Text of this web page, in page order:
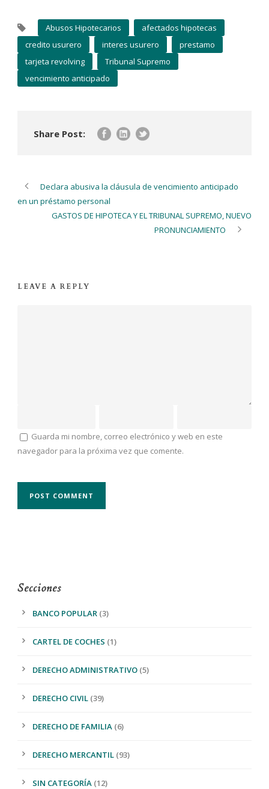
Abusos Hipotecarios
afectados hipotecas
credito usurero
interes usurero
prestamo
tarjeta revolving
Tribunal Supremo
vencimiento anticipado
Share Post:
Declara abusiva la cláusula de vencimiento anticipado
en un préstamo personal
GASTOS DE HIPOTECA Y EL TRIBUNAL SUPREMO, NUEVO
PRONUNCIAMIENTO
LEAVE A REPLY
Guarda mi nombre, correo electrónico y web en este
navegador para la próxima vez que comente.
Secciones
BANCO POPULAR (3)
CARTEL DE COCHES (1)
DERECHO ADMINISTRATIVO (5)
DERECHO CIVIL (39)
DERECHO DE FAMILIA (6)
DERECHO MERCANTIL (93)
SIN CATEGORÍA (12)